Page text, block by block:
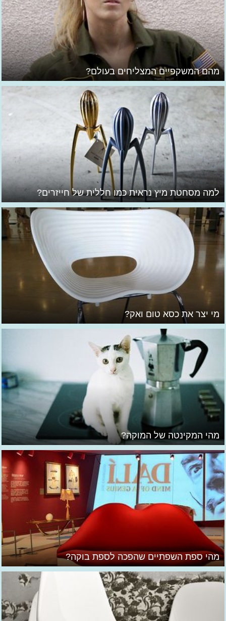
מהם המשקפיים המצליחים בעולם?
למה מסחטת מיץ נראית כמו חללית של חייזרים?
מי יצר את כסא טום ואק?
מהי המקינטה של המוקה?
מהי ספת השפתיים שהפכה לספת בוקה?